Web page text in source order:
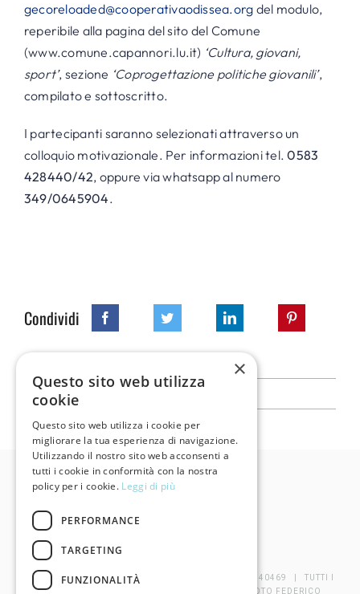
gecoreloaded@cooperativaodissea.org del modulo,
reperibile alla pagina del sito del Comune
(www.comune.capannori.lu.it) ‘Cultura, giovani,
sport’, sezione ‘Coprogettazione politiche giovanili’,
compilato e sottoscritto.
I partecipanti saranno selezionati attraverso un
colloquio motivazionale. Per informazioni tel.0583
428440/42, oppure via whatsapp al numero
349/0645904.
Condividi
1 Marzo 2019
© 2026 COOPERATIVA SOCIALE ODISSEA P.I. 02095140469 | TUTTI I
DIRITTI RISERVATI |
| FOTO FEDERICO
×
Questo sito web utilizza
cookie
Questo sito web utilizza i cookie per
migliorare la tua esperienza di navigazione.
Utilizzando il nostro sito web acconsenti a
tutti i cookie in conformità con la nostra
policy per i cookie. Leggi di più
PERFORMANCE
TARGETING
FUNZIONALITÀ